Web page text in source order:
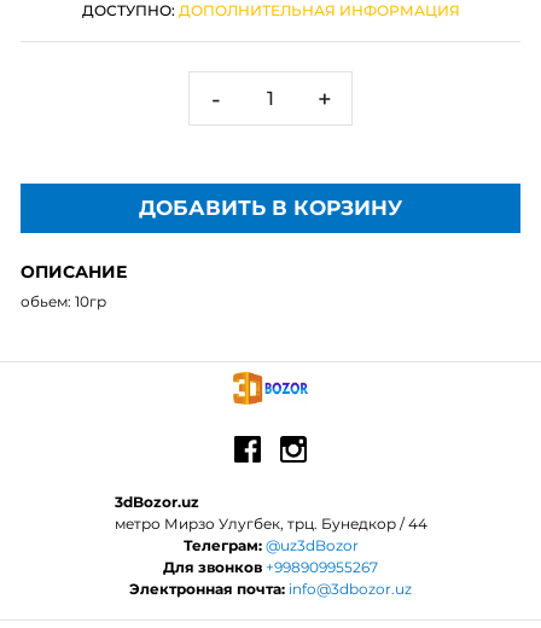
ДОСТУПНО: ДОПОЛНИТЕЛЬНАЯ ИНФОРМАЦИЯ
- +
ДОБАВИТЬ В КОРЗИНУ
ОПИСАНИЕ
обьем: 10гр
3dBozor.uz
метро Мирзо Улугбек, трц. Бунедкор / 44
Телеграм: @uz3dBozor
Для звонков +998909955267
Электронная почта: info@3dbozor.uz